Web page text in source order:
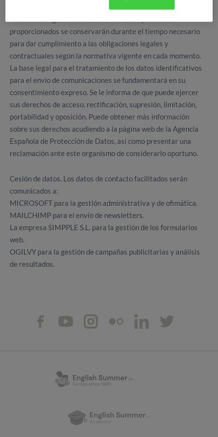
medio, sobre noticias, eventos, servicios y/o actividades
proporcionados se conservarán durante el tiempo necesario
para dar cumplimiento a las obligaciones legales y
contractuales según la normativa vigente en cada momento.
La base legal para el tratamiento de los datos identificativos
para el envío de comunicaciones se fundamentará en su
consentimiento expreso. Se le informa de que puede ejercer
sus derechos de acceso, rectificación, supresión, limitación,
portabilidad y oposición. Puede obtener más información
sobre sus derechos acudiendo a la página web de la Agencia
Española de Protección de Datos, así como presentar una
reclamación ante este organismo de considerarlo oportuno.
Cesión de datos. Los datos de contacto facilitados serán
comunicados a:
MICROSOFT para la gestión administrativa y de ofimática.
MAILCHIMP para el envío de newsletters.
La empresa SIMPPLE S.L. para la gestión de los formularios
web.
OGILVY para la gestión de campañas publicitarias y análisis
de resultados.